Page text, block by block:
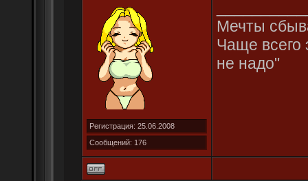
Регистрация: 25.06.2008
Сообщений: 176
Мечты
Чаще всего
не надо"